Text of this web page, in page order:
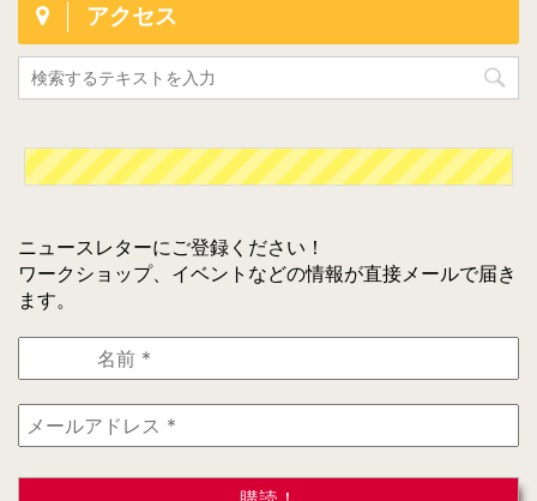
アクセス
ニュースレターにご登録ください！
ワークショップ、イベントなどの情報が直接メールで届き
ます。
前
*
ー